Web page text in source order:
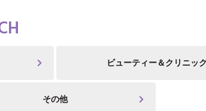
ビューティー＆クリニック
その他